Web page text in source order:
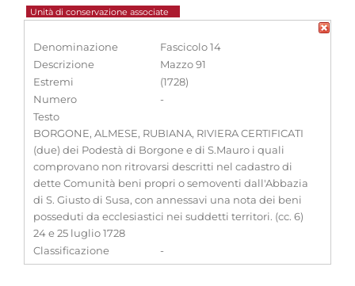
Unità di conservazione associate
Denominazione
Fascicolo 14
Descrizione
Mazzo 91
Estremi
(1728)
Numero
-
Testo
BORGONE, ALMESE, RUBIANA, RIVIERA CERTIFICATI
(due) dei Podestà di Borgone e di S.Mauro i quali
comprovano non ritrovarsi descritti nel cadastro di
dette Comunità beni propri o semoventi dall'Abbazia
di S. Giusto di Susa, con annessavi una nota dei beni
posseduti da ecclesiastici nei suddetti territori. (cc. 6)
24 e 25 luglio 1728
Classificazione
-